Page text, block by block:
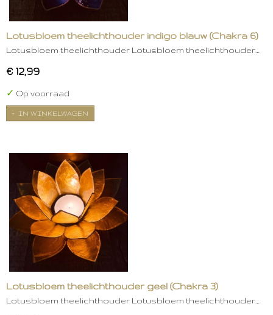
Lotusbloem theelichthouder indigo blauw (Chakra 6)
Lotusbloem theelichthouder Lotusbloem theelichthouder…
€ 12,99
✓ Op voorraad
IN WINKELWAGEN
Lotusbloem theelichthouder geel (Chakra 3)
Lotusbloem theelichthouder Lotusbloem theelichthouder…